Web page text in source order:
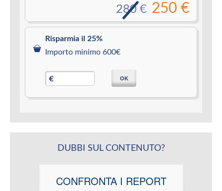
250 €
280 €
Risparmia il 25%
Importo minimo 600€
€ OK
DUBBI SUL CONTENUTO?
CONFRONTA I REPORT